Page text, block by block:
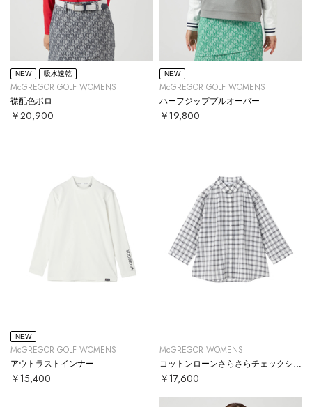
NEW 吸水速乾
McGREGOR GOLF WOMENS
襟配色ポロ
￥20,900
NEW
McGREGOR GOLF WOMENS
ハーフジッププルオーバー
￥19,800
NEW
McGREGOR GOLF WOMENS
アウトラストインナー
￥15,400
McGREGOR WOMENS
￥17,600